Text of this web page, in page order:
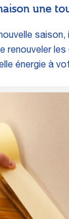
une
renouveler
énergie à